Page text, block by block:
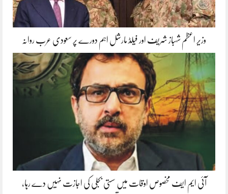
وزیر اعظم شہباز شریف اور فیلڈ مارشل اہم دورے پر سعودی عرب روانہ
آئی ایم ایف مخصوص اوقات میں سستی بجلی کی اجازت نہیں دے رہا،